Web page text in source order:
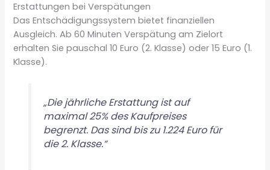
Erstattungen bei Verspätungen
Das Entschädigungssystem bietet finanziellen
Ausgleich. Ab 60 Minuten Verspätung am Zielort
erhalten Sie pauschal 10 Euro (2. Klasse) oder 15 Euro (1.
Klasse).
„Die jährliche Erstattung ist auf
maximal 25% des Kaufpreises
begrenzt. Das sind bis zu 1.224 Euro für
die 2. Klasse.“